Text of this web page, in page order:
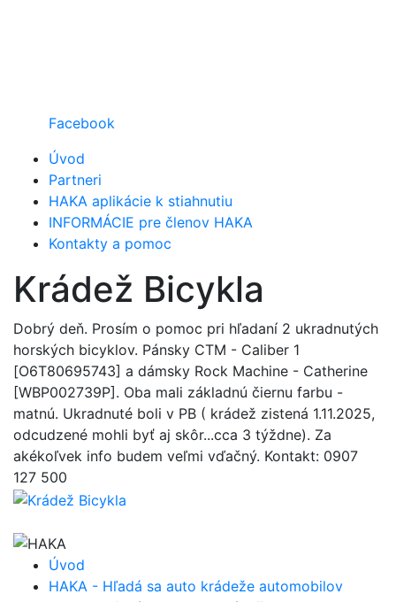
Facebook
Úvod
Partneri
HAKA aplikácie k stiahnutiu
INFORMÁCIE pre členov HAKA
Kontakty a pomoc
Krádež Bicykla
Dobrý deň. Prosím o pomoc pri hľadaní 2 ukradnutých
horských bicyklov. Pánsky CTM - Caliber 1
[O6T80695743] a dámsky Rock Machine - Catherine
[WBP002739P]. Oba mali základnú čiernu farbu -
matnú. Ukradnuté boli v PB ( krádež zistená 1.11.2025,
odcudzené mohli byť aj skôr...cca 3 týždne). Za
akékoľvek info budem veľmi vďačný. Kontakt: 0907
127 500
Úvod
HAKA - Hľadá sa auto krádeže automobilov